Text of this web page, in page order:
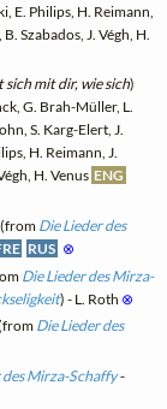
E. Philips, H. Reimann,
Szabados, J. Végh, H.
mit dir, wie sich)
G. Brah-Müller, L.
S. Karg-Elert, J.
H. Reimann, J.
H. Venus ENG
Die Lieder des
RUS ⊗
Die Lieder des Mirza-
) - L. Roth ⊗
Die Lieder des
des Mirza-Schaffy-